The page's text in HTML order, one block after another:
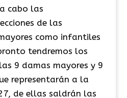
cabo las
de las
como infantiles
tendremos los
9 damas mayores y 9
representarán a la
de ellas saldrán las